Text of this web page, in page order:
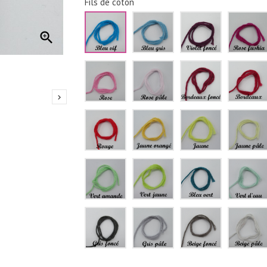


foncé
pâle
foncé
orangé
amande
jaune
foncé
pâle
foncé